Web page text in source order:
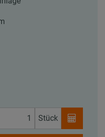
Stück